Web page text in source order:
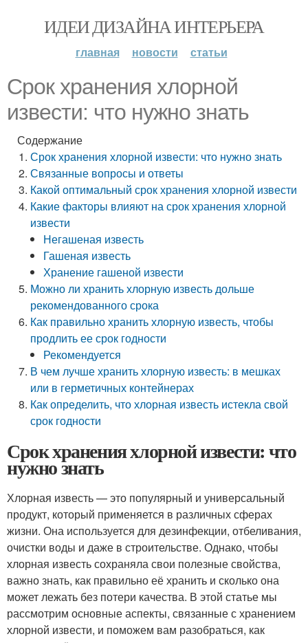
ИДЕИ ДИЗАЙНА ИНТЕРЬЕРА
главная новости статьи
Срок хранения хлорной
извести: что нужно знать
Содержание
Срок хранения хлорной извести: что нужно знать
Связанные вопросы и ответы
Какой оптимальный срок хранения хлорной извести
Какие факторы влияют на срок хранения хлорной
извести
Негашеная известь
Гашеная известь
Хранение гашеной извести
Можно ли хранить хлорную известь дольше
рекомендованного срока
Как правильно хранить хлорную известь, чтобы
продлить ее срок годности
Рекомендуется
В чем лучше хранить хлорную известь: в мешках
или в герметичных контейнерах
Как определить, что хлорная известь истекла свой
срок годности
Срок хранения хлорной извести: что
нужно знать
Хлорная известь — это популярный и универсальный
продукт, который применяется в различных сферах
жизни. Она используется для дезинфекции, отбеливания,
очистки воды и даже в строительстве. Однако, чтобы
хлорная известь сохраняла свои полезные свойства,
важно знать, как правильно её хранить и сколько она
может лежать без потери качества. В этой статье мы
рассмотрим основные аспекты, связанные с хранением
хлорной извести, и поможем вам разобраться, как